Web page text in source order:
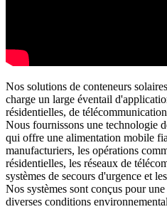
Nos solutions de conteneurs
charge un large éventail
résidentielles, de
Nous fournissons une technologie
qui offre une alimentation mobile
manufacturiers, les opérations
résidentielles, les réseaux de
systèmes de secours d'urgence et
Nos systèmes sont conçus pour
diverses conditions